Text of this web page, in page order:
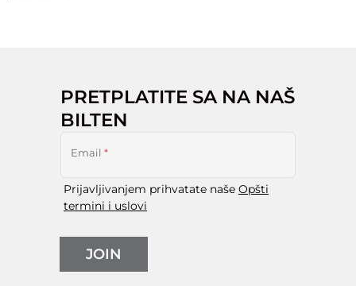
PRETPLATITE SA NA NAŠ
BILTEN
Email *
Prijavljivanjem prihvatate naše Opšti
termini i uslovi
JOIN